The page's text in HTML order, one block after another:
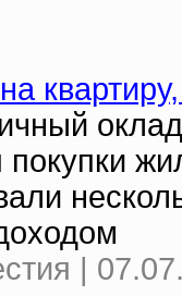
покупки
|